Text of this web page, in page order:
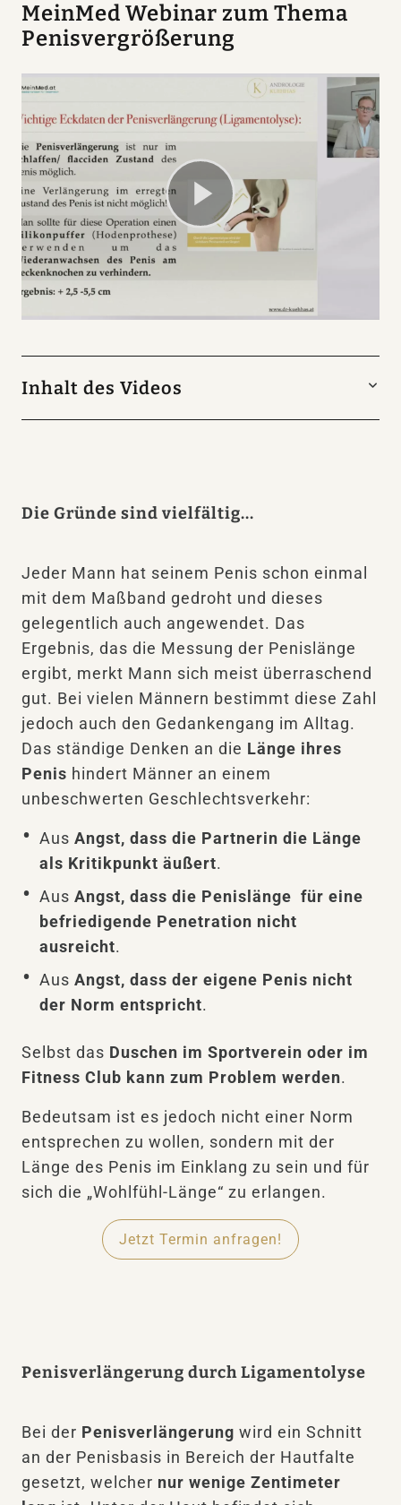
MeinMed Webinar zum Thema
Penisvergrößerung
Play
Inhalt des Videos
Cremen, Pumpen oder Streckapparate, die
bietet die moderne ästhetische Chirurgie
tatsächlich die Möglichkeit einer
Penisvergrößerung – sowohl die Länge, als
auch die Dicke anbelangt. So wie jede
andere ästhetische Operation, hat die
Penisaugmentation aber natürliche
Limitationen, die man als Patient kennen
muss.
Die Gründe sind vielfältig...
Jeder Mann hat seinem Penis schon einmal
mit dem Maßband gedroht und dieses
gelegentlich auch angewendet. Das
Ergebnis, das die Messung der Penislänge
ergibt, merkt Mann sich meist überraschend
gut. Bei vielen Männern bestimmt diese Zahl
jedoch auch den Gedankengang im Alltag.
Das ständige Denken an die Länge ihres
Penis hindert Männer an einem
unbeschwerten Geschlechtsverkehr:
Aus Angst, dass die Partnerin die Länge
als Kritikpunkt äußert.
Aus Angst, dass die Penislänge für eine
befriedigende Penetration nicht
ausreicht.
Aus Angst, dass der eigene Penis nicht
der Norm entspricht.
Selbst das Duschen im Sportverein oder im
Fitness Club kann zum Problem werden.
Bedeutsam ist es jedoch nicht einer Norm
entsprechen zu wollen, sondern mit der
Länge des Penis im Einklang zu sein und für
sich die „Wohlfühl-Länge“ zu erlangen.
Jetzt Termin anfragen!
Penisverlängerung durch Ligamentolyse
Bei der Penisverlängerung wird ein Schnitt
an der Penisbasis in Bereich der Hautfalte
gesetzt, welcher nur wenige Zentimeter